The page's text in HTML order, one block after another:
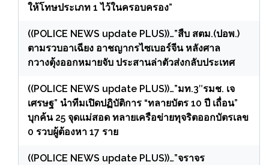
ให้โทษประเภท 1 ไว้ในครอบครอง”
((POLICE NEWS update PLUS))…”สืบ สตม.(ปอพ.)
ตามรวบอาเฉียง อาชญากรไซเบอร์จีน หลังศาล
กวางตุ้งออกหมายจับ ประสานล่าตัวส่งกลับประเทศ
((POLICE NEWS update PLUS))…”มท.3″รมช. เจ
เศรษฐ” นำทีมเปิดปฏิบัติการ “ทลายบัตร 10 ปี เถื่อน”
บุกค้น 25 จุดแม่สอด ทลายเครือข่ายทุจริตออกบัตรเลข
0 รวบผู้ต้องหา 17 ราย
((POLICE NEWS update PLUS))…”จราจร